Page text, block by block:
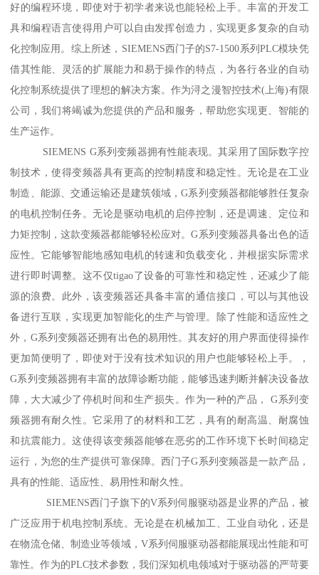
好的编程环境，即使对于初学者来说也能轻松上手。丰富的开发工
具和编程语言使得用户可以自由发挥创造力，实现更多复杂的自动
化控制应用。综上所述，SIEMENS西门子的S7-1500系列PLC模块凭
借其性能、灵活的扩展能力和易于操作的特点，为各行各业的自动
化控制系统提供了理想的解决方案。作为浔之漫智控技术(上海)有限
公司，我们将竭诚为您提供的产品和服务，帮助您实现更、智能的
生产运作。
SIEMENS G系列变频器拥有性能表现。其采用了国际数字控
制技术，使得变频器具有更高的控制精度和稳定性。无论是在工业
制造、能源、交通运输还是建筑领域，G系列变频器都能够胜任复杂
的电机控制任务。无论是驱动电机的启停控制，还是调速、定位和
力矩控制，这款变频器都能够轻松应对。G系列变频器具备出色的适
应性。它能够智能地感知电机的转速和负载变化，并根据实际需求
进行即时调整。这不仅tigao了设备的可靠性和稳定性，还减少了能
源的浪费。此外，该变频器还具备丰富的通信接口，可以与其他设
备进行互联，实现更加智能化的生产与管理。除了性能和适应性之
外，G系列变频器还拥有出色的易用性。其友好的用户界面使得操作
更加简便明了，即使对于没有技术知识的用户也能够轻松上手。，
G系列变频器拥有丰富的故障诊断功能，能够迅速判断并解决设备故
障，大大减少了停机时间和生产损失。作为一种的产品， G系列变
频器拥有耐久性。它采用了的材料和工艺，具有的耐高温、耐腐蚀
和抗震能力。这使得该变频器能够在恶劣的工作环境下长时间稳定
运行，为您的生产提供可靠保障。西门子G系列变频器是一款产品，
具有的性能、适应性、易用性和耐久性。
SIEMENS西门子旗下的V系列伺服驱动器是业界的产品，被
广泛应用于机电控制系统。无论是在机械加工、工业自动化，还是
在物流仓储、制造业等领域，V系列伺服驱动器都能展现出性能和可
靠性。作为的PLC技术参数，我们深知机电领域对于驱动器的严苛要